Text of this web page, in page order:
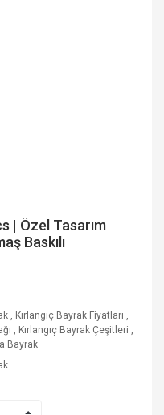
| Özel Tasarım
Baskılı
, Kırlangıç Bayrak Fiyatları ,
, Kırlangıç Bayrak Çeşitleri ,
Bayrak